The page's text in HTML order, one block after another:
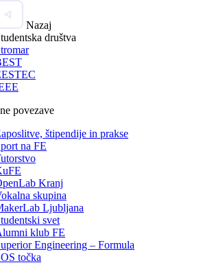
Nazaj
društva
povezave
štipendije in prakse
na FE
Kranj
skupina
Ljubljana
svet
klub FE
Engineering – Formula
točka